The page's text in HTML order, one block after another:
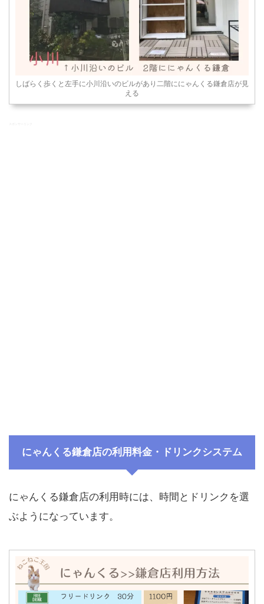
しばらく歩くと左手に小川沿いのビルがあり二階ににゃんくる鎌倉店が見
える
にゃんくる鎌倉店の利用料金・ドリンクシステム
にゃんくる鎌倉店の利用時には、時間とドリンクを選
ぶようになっています。